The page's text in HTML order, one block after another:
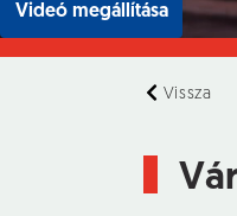
Videó megállítása
Vissza